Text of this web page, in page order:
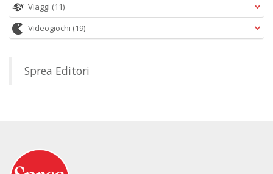
Viaggi (11)
Videogiochi (19)
Sprea Editori